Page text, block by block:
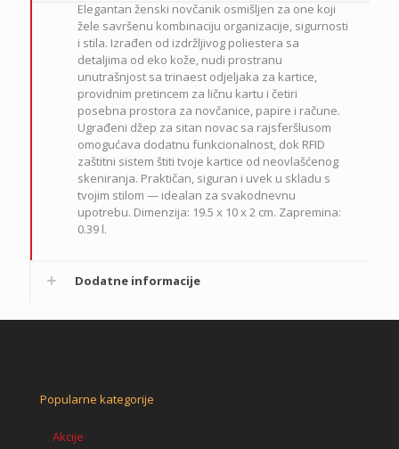
Elegantan ženski novčanik osmišljen za one koji
žele savršenu kombinaciju organizacije, sigurnosti
i stila. Izrađen od izdržljivog poliestera sa
detaljima od eko kože, nudi prostranu
unutrašnjost sa trinaest odjeljaka za kartice,
providnim pretincem za ličnu kartu i četiri
posebna prostora za novčanice, papire i račune.
Ugrađeni džep za sitan novac sa rajsferšlusom
omogućava dodatnu funkcionalnost, dok RFID
zaštitni sistem štiti tvoje kartice od neovlašćenog
skeniranja. Praktičan, siguran i uvek u skladu s
tvojim stilom — idealan za svakodnevnu
upotrebu. Dimenzija: 19.5 x 10 x 2 cm. Zapremina:
0.39 l.
Dodatne informacije
Popularne kategorije
Akcije